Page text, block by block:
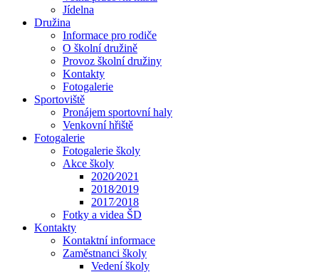
Jídelna
Družina
Informace pro rodiče
O školní družině
Provoz školní družiny
Kontakty
Fotogalerie
Sportoviště
Pronájem sportovní haly
Venkovní hřiště
Fotogalerie
Fotogalerie školy
Akce školy
2020⁄2021
2018⁄2019
2017⁄2018
Fotky a videa ŠD
Kontakty
Kontaktní informace
Zaměstnanci školy
Vedení školy